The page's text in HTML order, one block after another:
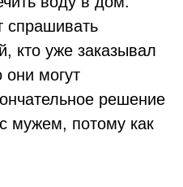
спрашивать
кто уже заказывал
они могут
решение
мужем, потому как